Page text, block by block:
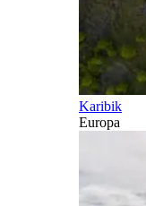
Karibik
Europa